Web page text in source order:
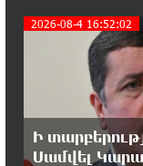
ընդունի
անձանց
2026-08-4 16:52:02
Ի
Սամվել